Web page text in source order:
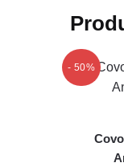
- 50%